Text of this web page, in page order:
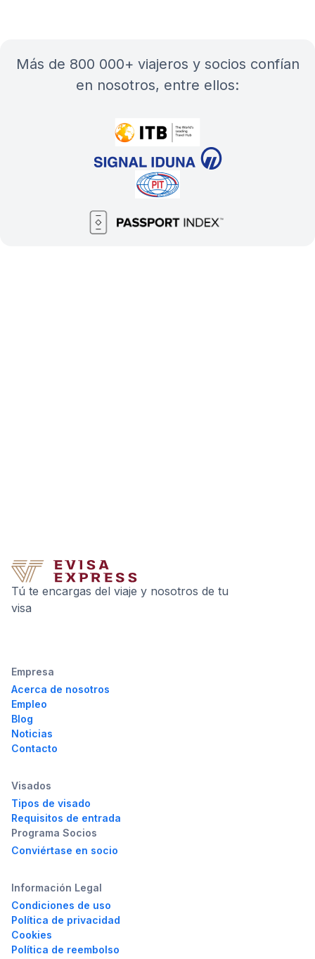
más de 800 000+ viajeros y socios confían
en nosotros, entre ellos:
Tú te encargas del viaje y nosotros de tu
visa
Empresa
Acerca de nosotros
Empleo
Blog
Noticias
Contacto
Visados
Tipos de visado
Requisitos de entrada
Programa Socios
Conviértase en socio
Información Legal
Condiciones de uso
Política de privacidad
Cookies
Política de reembolso